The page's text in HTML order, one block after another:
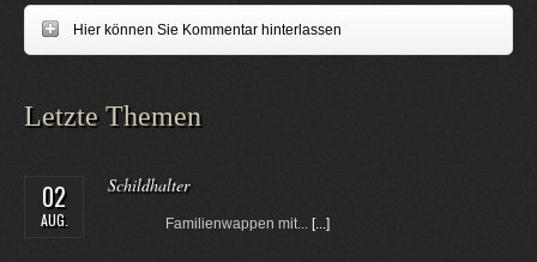
Hier können Sie Kommentar hinterlassen
Letzte Themen
02
AUG.
Schildhalter
Familienwappen mit... [...]